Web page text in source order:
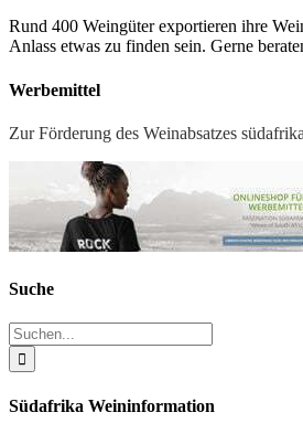
Rund 400 Weingüter exportieren ihre
Anlass etwas zu finden sein. Gerne
Werbemittel
Zur Förderung des Weinabsatzes
Suche
Suche
nach:
Südafrika Weininformation